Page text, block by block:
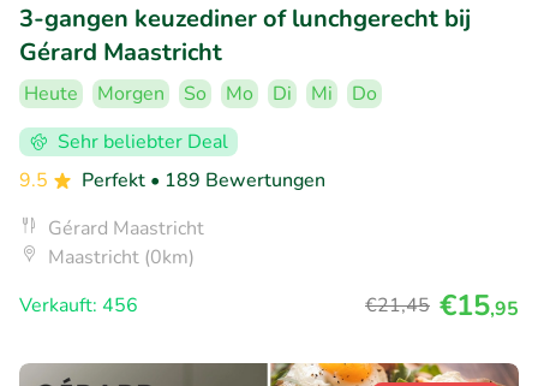
3-gangen keuzediner of lunchgerecht bij
Gérard Maastricht
Heute Morgen So Mo Di Mi
Do
Sehr beliebter Deal
9.5
Perfekt • 189 Bewertungen
Gérard Maastricht
Maastricht (0km)
Verkauft: 456
€21,45 €15,95